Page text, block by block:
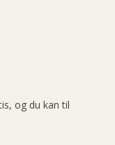
og du kan til